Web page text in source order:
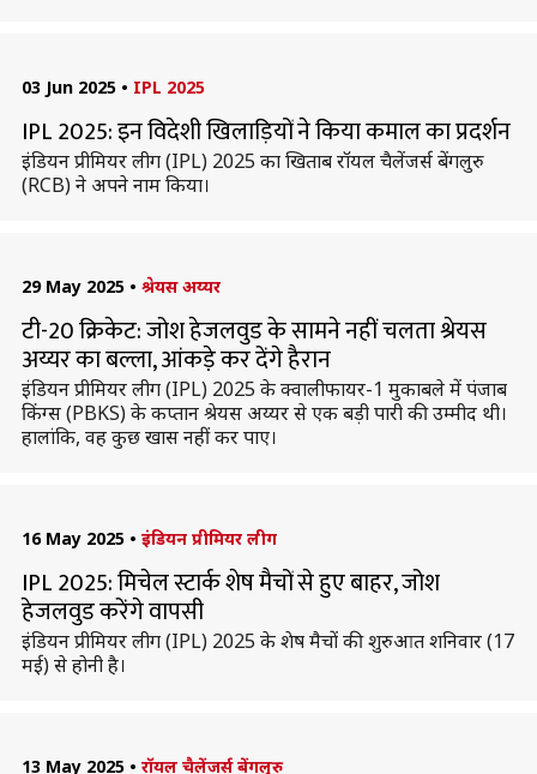
03 Jun 2025 • IPL 2025
IPL 2025: इन विदेशी खिलाड़ियों ने किया कमाल का प्रदर्शन
इंडियन प्रीमियर लीग (IPL) 2025 का खिताब रॉयल चैलेंजर्स बेंगलुरु
(RCB) ने अपने नाम किया।
29 May 2025 • श्रेयस अय्यर
टी-20 क्रिकेट: जोश हेजलवुड के सामने नहीं चलता श्रेयस
अय्यर का बल्ला, आंकडे़ कर देंगे हैरान
इंडियन प्रीमियर लीग (IPL) 2025 के क्वालीफायर-1 मुकाबले में पंजाब
किंग्स (PBKS) के कप्तान श्रेयस अय्यर से एक बड़ी पारी की उम्मीद थी।
हालांकि, वह कुछ खास नहीं कर पाए।
16 May 2025 • इंडियन प्रीमियर लीग
IPL 2025: मिचेल स्टार्क शेष मैचों से हुए बाहर, जोश
हेजलवुड करेंगे वापसी
इंडियन प्रीमियर लीग (IPL) 2025 के शेष मैचों की शुरुआत शनिवार (17
मई) से होनी है।
13 May 2025 • रॉयल चैलेंजर्स बेंगलुरु